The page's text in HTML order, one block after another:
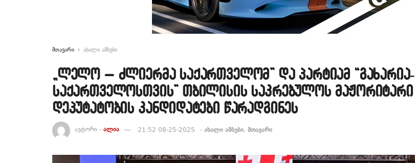
მთავარი ახალი ამბები
„ლელო – ძლიერმა საქართველომ” და პარტიამ “გახარია-
საქართველოსთვის” თბილისის საკრებულოს მაჟორიტარი
დეპუტატობის კანდიდატები წარადგინეს
ავტორი - ალია 21:52 08-25-2025 - ახალი ამბები, მთავარი